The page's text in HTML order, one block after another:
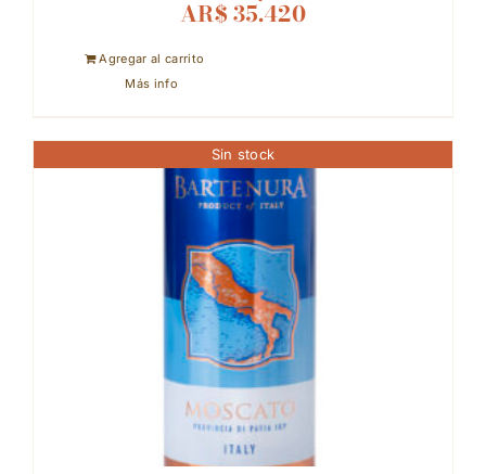
AR$35.420
Agregar al carrito
Más info
Sin stock